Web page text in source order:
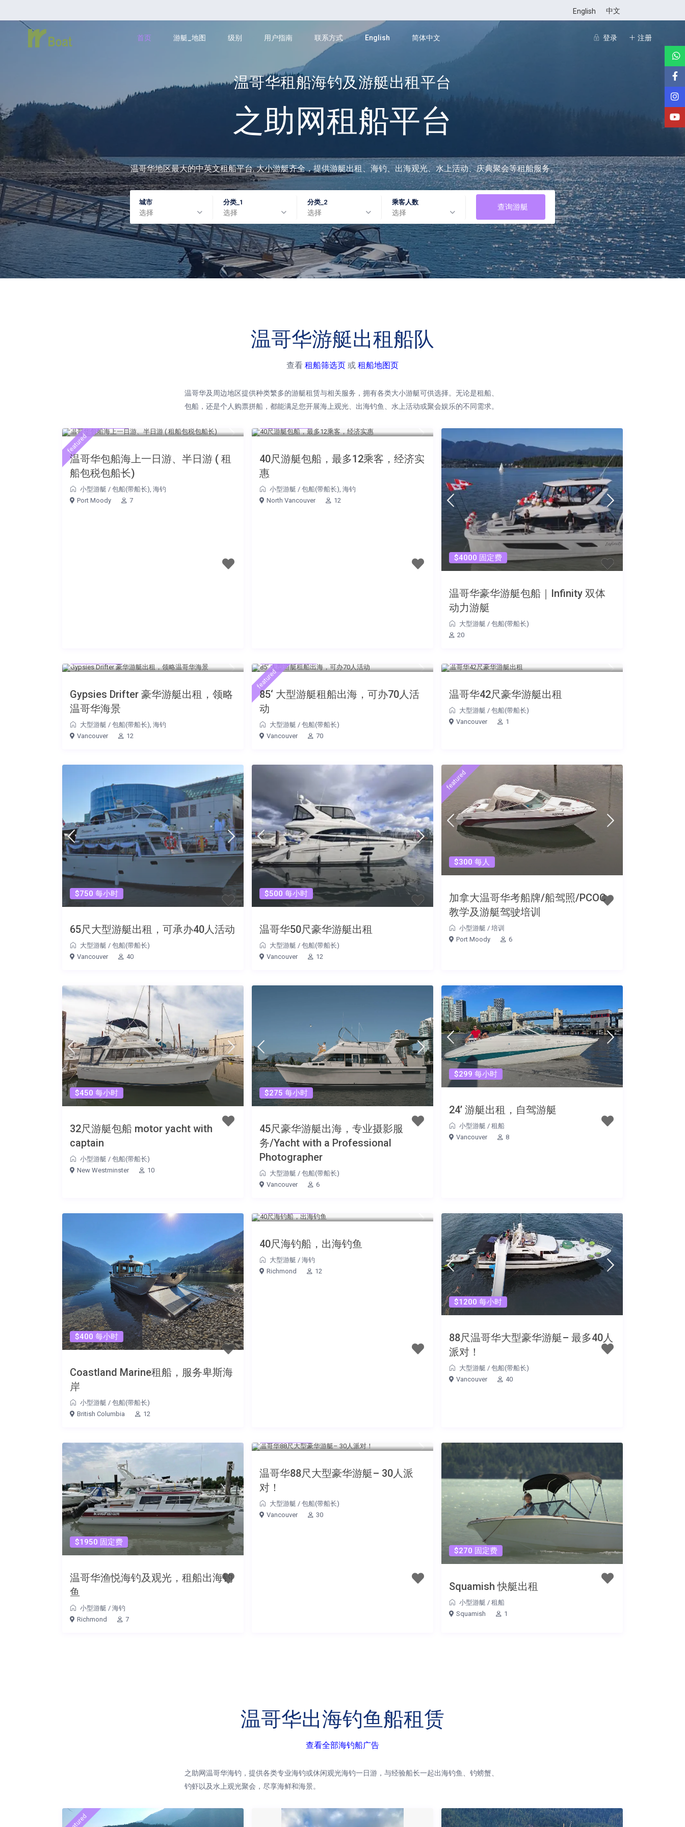
English 中文
登录 注册
首页 游艇_地图 级别 用户指南 联系方式 English 简体中文
温哥华租船海钓及游艇出租平台
之助网租船平台
温哥华地区最大的中英文租船平台, 大小游艇齐全，提供游艇出租、海钓、出海观光、水上活动、庆典聚会等租船服务。
城市
选择
分类_1
选择
分类_2
选择
乘客人数
选择
查询游艇
温哥华游艇出租船队
查看 租船筛选页 或 租船地图页
温哥华及周边地区提供种类繁多的游艇租赁与相关服务，拥有各类大小游艇可供选择。无论是租船、
包船，还是个人购票拼船，都能满足您开展海上观光、出海钓鱼、水上活动或聚会娱乐的不同需求。
featured
温哥华包船海上一日游、半日游 ( 租
船包税包船长)
小型游艇 / 包船(带船长), 海钓
Port Moody
7
40尺游艇包船，最多12乘客，经济实
惠
小型游艇 / 包船(带船长), 海钓
North Vancouver
12
$4000 固定费
温哥华豪华游艇包船｜Infinity 双体
动力游艇
大型游艇 / 包船(带船长)
20
Gypsies Drifter 豪华游艇出租，领略
温哥华海景
大型游艇 / 包船(带船长) 海钓
Vancouver
12
featured
85‘ 大型游艇租船出海，可办70人活
动
大型游艇 / 包船(带船长)
Vancouver
70
温哥华42尺豪华游艇出租
大型游艇 / 包船(带船长)
Vancouver
1
$750 每小时
65尺大型游艇出租，可承办40人活动
大型游艇 / 包船(带船长)
Vancouver
40
$500 每小时
温哥华50尺豪华游艇出租
大型游艇 / 包船(带船长)
Vancouver
12
$300 每人
featured
加拿大温哥华考船牌/船驾照/PCOC
教学及游艇驾驶培训
小型游艇 / 培训
Port Moody
6
$450 每小时
32尺游艇包船 motor yacht with
captain
小型游艇 / 包船(带船长)
New Westminster
10
$275 每小时
45尺豪华游艇出海，专业摄影服
务/Yacht with a Professional
Photographer
大型游艇 / 包船(带船长)
Vancouver
6
$299 每小时
24’ 游艇出租，自驾游艇
小型游艇 / 租船
Vancouver
8
$400 每小时
Coastland Marine租船，服务卑斯海
岸
小型游艇 / 包船(带船长)
British Columbia
12
40尺海钓船，出海钓鱼
大型游艇 / 海钓
Richmond
12
$1200 每小时
88尺温哥华大型豪华游艇– 最多40人
派对！
大型游艇 / 包船(带船长)
Vancouver
40
$1950 固定费
温哥华渔悦海钓及观光，租船出海钓
鱼
小型游艇 / 海钓
Richmond
7
温哥华88尺大型豪华游艇– 30人派
对！
大型游艇 / 包船(带船长)
Vancouver
30
$270 固定费
Squamish 快艇出租
小型游艇 / 租船
Squamish
1
温哥华出海钓鱼船租赁
查看全部海钓船广告
之助网温哥华海钓，提供各类专业海钓或休闲观光海钓一日游，与经验船长一起出海钓鱼、钓螃蟹、
钓虾以及水上观光聚会，尽享海鲜和海景。